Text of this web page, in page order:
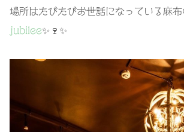
場所はたびたびお世話になっている麻
jubilee✨🍷✨